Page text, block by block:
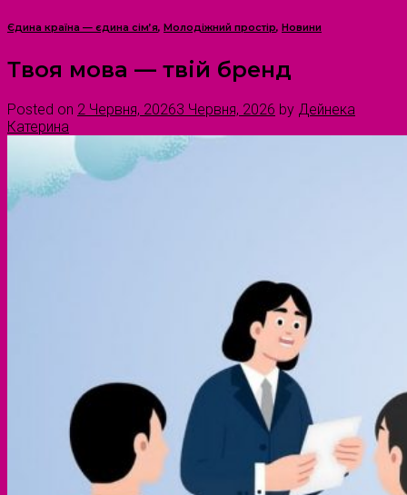
Єдина країна — єдина сім’я, Молодіжний простір, Новини
Твоя мова — твій бренд
Posted on 2 Червня, 20263 Червня, 2026 by Дейнека
Катерина